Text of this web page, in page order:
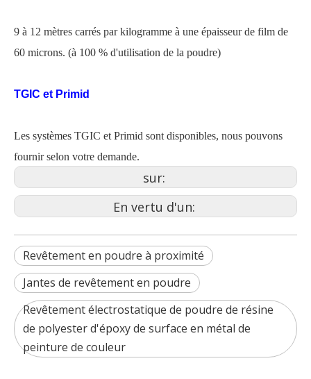
9 à 12 mètres carrés par kilogramme à une épaisseur de film de
60 microns. (à 100 % d'utilisation de la poudre)
TGIC et Primid
Les systèmes TGIC et Primid sont disponibles, nous pouvons
fournir selon votre demande.
sur:
En vertu d'un:
Revêtement en poudre à proximité
Jantes de revêtement en poudre
Revêtement électrostatique de poudre de résine
de polyester d'époxy de surface en métal de
peinture de couleur